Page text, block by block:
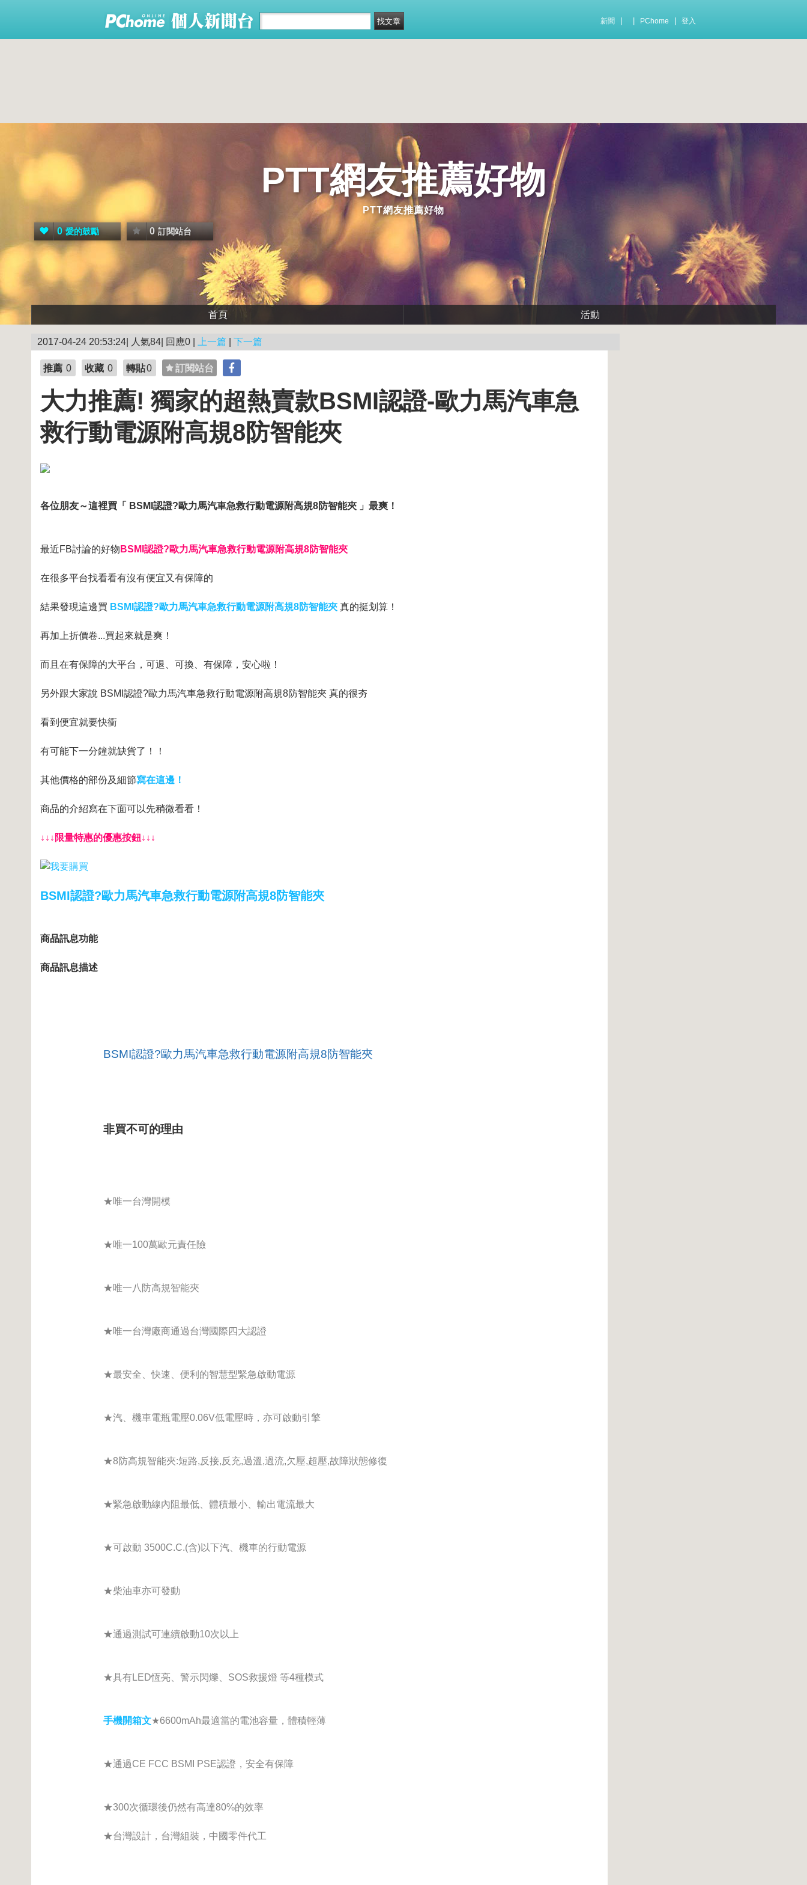
新聞 PChome 登入
PTT網友推薦好物
PTT網友推薦好物
0 愛的鼓勵 0 訂閱站台
首頁 活動
2017-04-24 20:53:24| 人氣84| 回應0 | 上一篇 下一篇
推薦 0 收藏 0 轉貼0 訂閱站台
大力推薦! 獨家的超熱賣款BSMI認證-歐力馬汽車急
救行動電源附高規8防智能夾
各位朋友～這裡買「 BSMI認證?歐力馬汽車急救行動電源附高規8防智能夾 」最爽！
最近FB討論的好物 BSMI認證?歐力馬汽車急救行動電源附高規8防智能夾
在很多平台找看看有沒有便宜又有保障的
結果發現這邊買 BSMI認證?歐力馬汽車急救行動電源附高規8防智能夾 真的挺划算！
再加上折價卷...買起來就是爽！
而且在有保障的大平台，可退、可換、有保障，安心啦！
另外跟大家說 BSMI認證?歐力馬汽車急救行動電源附高規8防智能夾 真的很夯
看到便宜就要快衝
有可能下一分鐘就缺貨了！！
其他價格的部份及細節寫在這邊！
商品的介紹寫在下面可以先稍微看看！
↓↓↓限量特惠的優惠按鈕↓↓↓
BSMI認證?歐力馬汽車急救行動電源附高規8防智能夾
商品訊息功能
商品訊息描述
BSMI認證?歐力馬汽車急救行動電源附高規8防智能夾
非買不可的理由
★唯一台灣開模
★唯一100萬歐元責任險
★唯一八防高規智能夾
★唯一台灣廠商通過台灣國際四大認證
★最安全、快速、便利的智慧型緊急啟動電源
★汽、機車電瓶電壓0.06V低電壓時，亦可啟動引擎
★8防高規智能夾:短路,反接,反充,過溫,過流,欠壓,超壓,故障狀態修復
★緊急啟動線內阻最低、體積最小、輸出電流最大
★可啟動 3500C.C.(含)以下汽、機車的行動電源
★柴油車亦可發動
★通過測試可連續啟動10次以上
★具有LED恆亮、警示閃爍、SOS救援燈 等4種模式
手機開箱文★6600mAh最適當的電池容量，體積輕薄
★通過CE FCC BSMI PSE認證，安全有保障
★300次循環後仍然有高達80%的效率
★台灣設計，台灣組裝 ， 中國零件代工